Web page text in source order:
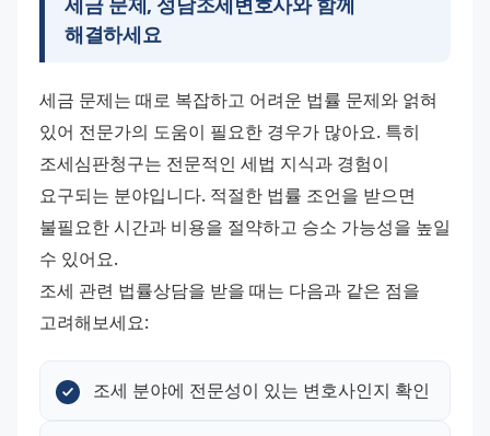
해결하세요
세금 문제는 때로 복잡하고 어려운 법률 문제와 얽혀
있어 전문가의 도움이 필요한 경우가 많아요. 특히
조세심판청구는 전문적인 세법 지식과 경험이
요구되는 분야입니다. 적절한 법률 조언을 받으면
불필요한 시간과 비용을 절약하고 승소 가능성을 높일
수 있어요.
조세 관련 법률상담을 받을 때는 다음과 같은 점을
고려해보세요:
조세 분야에 전문성이 있는 변호사인지 확인